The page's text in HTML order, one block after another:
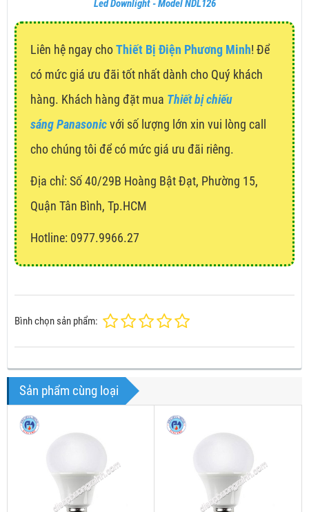
Led Downlight - Model NDL126
Liên hệ ngay choThiết Bị Điện Phương Minh! Để
có mức giá ưu đãi tốt nhất dành cho Quý khách
hàng. Khách hàng đặt mua Thiết bị chiếu
sáng Panasonicvới số lượng lớn xin vui lòng call
cho chúng tôi để có mức giá ưu đãi riêng.
Địa chỉ: Số 40/29B Hoàng Bật Đạt, Phường 15,
Quận Tân Bình, Tp.HCM
Hotline: 0977.9966.27
Bình chọn sản phẩm:
Sản phẩm cùng loại